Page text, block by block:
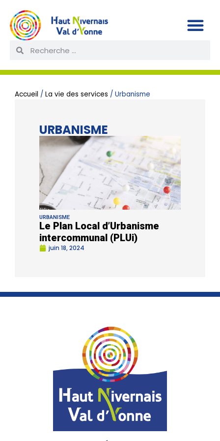
Accueil / La vie des services / Urbanisme
URBANISME
URBANISME
Le Plan Local d’Urbanisme
intercommunal (PLUi)
juin 18, 2024